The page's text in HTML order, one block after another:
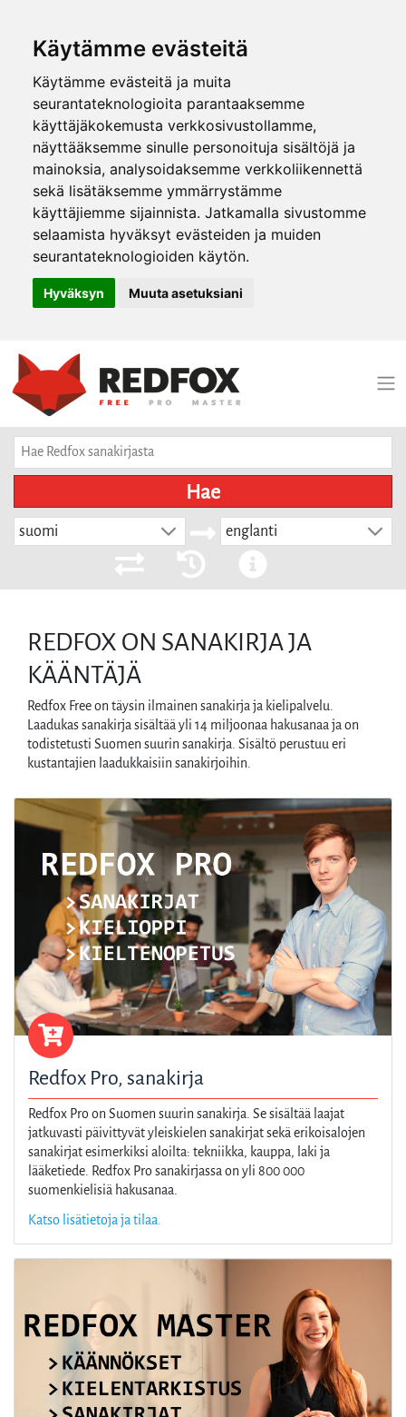
Käytämme evästeitä
Käytämme evästeitä ja muita
seurantateknologioita parantaaksemme
käyttäjäkokemusta verkkosivustollamme,
näyttääksemme sinulle personoituja sisältöjä ja
mainoksia, analysoidaksemme verkkoliikennettä
sekä lisätäksemme ymmärrystämme
käyttäjiemme sijainnista. Jatkamalla sivustomme
selaamista hyväksyt evästeiden ja muiden
seurantateknologioiden käytön.
Hyväksyn Muuta asetuksiani
Hae
suomi englanti
REDFOX ON SANAKIRJA JA
KÄÄNTÄJÄ
Redfox Free on täysin ilmainen sanakirja ja kielipalvelu.
Laadukas sanakirja sisältää yli 14 miljoonaa hakusanaa ja on
todistetusti Suomen suurin sanakirja. Sisältö perustuu eri
kustantajien laadukkaisiin sanakirjoihin.
Redfox Pro, sanakirja
Redfox Pro on Suomen suurin sanakirja. Se sisältää laajat
jatkuvasti päivittyvät yleiskielen sanakirjat sekä erikoisalojen
sanakirjat esimerkiksi aloilta: tekniikka, kauppa, laki ja
lääketiede. Redfox Pro sanakirjassa on yli 800 000
suomenkielisiä hakusanaa.
Katso lisätietoja ja tilaa.